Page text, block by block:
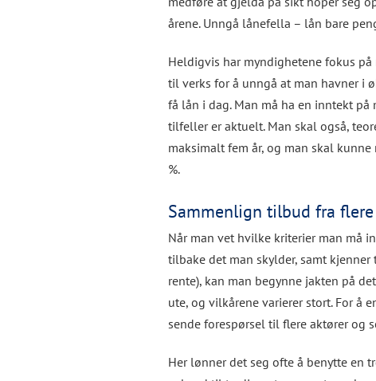
årene. Unngå lånefella – lån bare
Heldigvis har myndighetene fokus
til verks for å unngå at man havner i
få lån i dag. Man må ha en inntekt
tilfeller er aktuelt. Man skal også,
maksimalt fem år, og man skal
%.
Sammenlign tilbud fra
Når man vet hvilke kriterier man må
tilbake det man skylder, samt
rente), kan man begynne jakten på
ute, og vilkårene varierer stort. For å
sende forespørsel til flere aktører og
Her lønner det seg ofte å benytte en